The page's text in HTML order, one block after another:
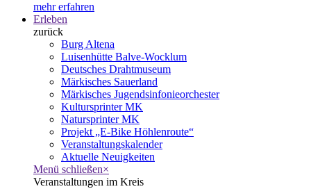
mehr erfahren
Erleben
zurück
Burg Altena
Luisenhütte Balve-Wocklum
Deutsches Drahtmuseum
Märkisches Sauerland
Märkisches Jugendsinfonieorchester
Kultursprinter MK
Natursprinter MK
Projekt „E-Bike Höhlenroute“
Veranstaltungskalender
Aktuelle Neuigkeiten
Menü schließen×
Veranstaltungen im Kreis